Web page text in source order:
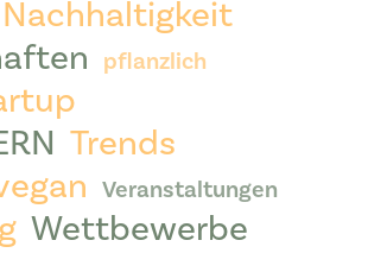
Nachhaltigkeit
pflanzlich
Trends
Veranstaltungen
Wettbewerbe